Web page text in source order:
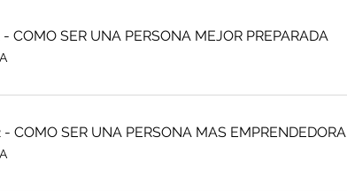
- COMO SER UNA PERSONA MEJOR PREPARADA
- COMO SER UNA PERSONA MAS EMPRENDEDORA